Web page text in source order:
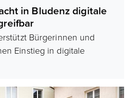
in Bludenz digitale
Bürgerinnen und
Einstieg in digitale